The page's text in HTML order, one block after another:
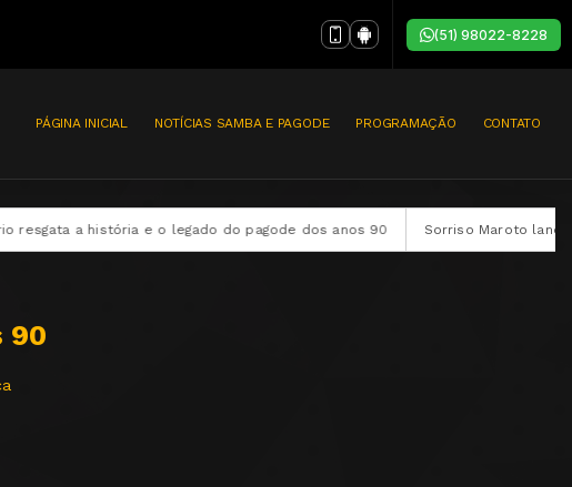
(51) 98022-8228
PÁGINA INICIAL NOTÍCIAS SAMBA E PAGODE PROGRAMAÇÃO CONTATO
o legado do pagode dos anos 90 Sorriso Maroto lança audiovisual
90